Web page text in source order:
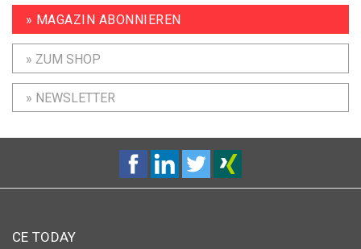
» MAGAZIN ABONNIEREN
» ZUM SHOP
» NEWSLETTER
CE TODAY